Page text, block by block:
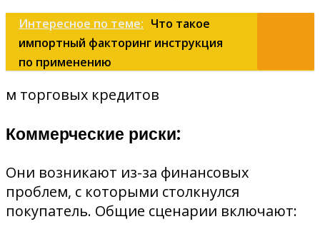
Интересное по теме: Что такое
импортный факторинг инструкция
по применению
м торговых кредитов
Коммерческие риски:
Они возникают из-за финансовых
проблем, с которыми столкнулся
покупатель. Общие сценарии включают: